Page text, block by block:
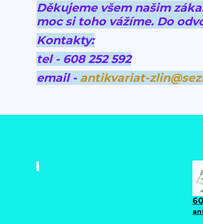
Děkujeme všem našim
moc si toho vážíme. Do
Kontakty:
tel - 608 252 592
email - antikvariat-